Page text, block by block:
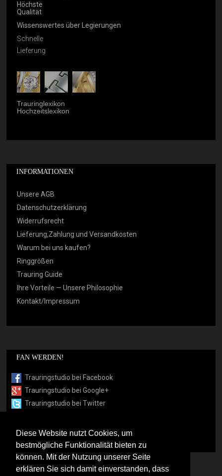
Diese Website nutzt Cookies, um
bestmögliche Funktionalität bieten zu
können. Mit der Nutzung unserer Seite
erklären Sie sich damit einverstanden, dass
Höchste
Qualität
Wissenswertes über Legierungen
Schnelle
Lieferung
Trauringlexikon
Hochzeitslexikon
INFORMATIONEN
Unsere AGB
Datenschutzerklärung
Widerrufsrecht
Lieferung,Zahlung und Versandkosten
Warum bei uns kaufen?
Ringgrößen
Trauring Guide
Ihre Vorteile — Unsere Philosophie
Kontakt/Impressum
FAN WERDEN!
Trauringstudio bei Facebook
Trauringstudio bei Google+
Trauringstudio bei Twitter
Trauringstudio bei flickr